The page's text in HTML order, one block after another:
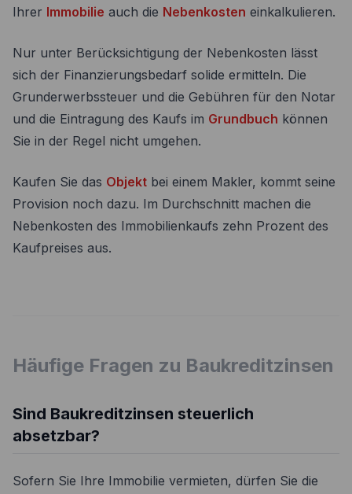
Ihrer Immobilie auch die Nebenkosten einkalkulieren.
Nur unter Berücksichtigung der Nebenkosten lässt
sich der Finanzierungsbedarf solide ermitteln. Die
Grunderwerbssteuer und die Gebühren für den Notar
und die Eintragung des Kaufs im Grundbuch können
Sie in der Regel nicht umgehen.
Kaufen Sie das Objekt bei einem Makler, kommt seine
Provision noch dazu. Im Durchschnitt machen die
Nebenkosten des Immobilienkaufs zehn Prozent des
Kaufpreises aus.
Häufige Fragen zu Baukreditzinsen
Sind Baukreditzinsen steuerlich
absetzbar?
Sofern Sie Ihre Immobilie vermieten, dürfen Sie die